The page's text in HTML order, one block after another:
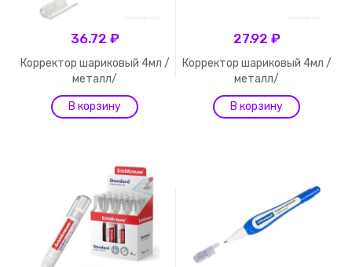
36.72 ₽
Корректор шариковый 4мл /
металл/
27.92 ₽
Корректор шариковый 4мл /
металл/